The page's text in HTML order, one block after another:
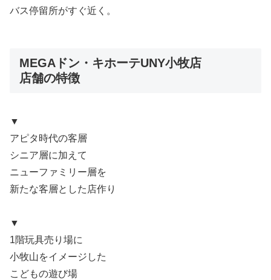
バス停留所がすぐ近く。
MEGAドン・キホーテUNY小牧店
店舗の特徴
▼
アピタ時代の客層
シニア層に加えて
ニューファミリー層を
新たな客層とした店作り
▼
1階玩具売り場に
小牧山をイメージした
こどもの遊び場